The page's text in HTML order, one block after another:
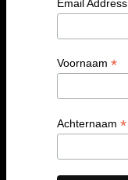
Email Address
Voornaam *
Achternaam *